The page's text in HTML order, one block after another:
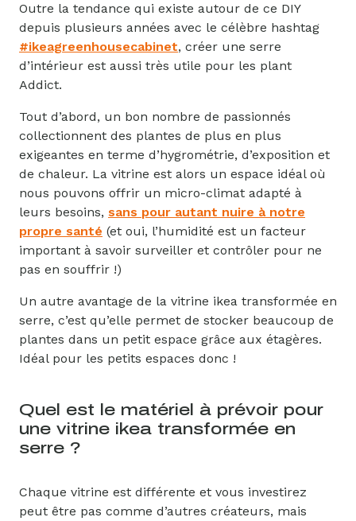
Outre la tendance qui existe autour de ce DIY
depuis plusieurs années avec le célèbre hashtag
#ikeagreenhousecabinet, créer une serre
d’intérieur est aussi très utile pour les plant
Addict.
Tout d’abord, un bon nombre de passionnés
collectionnent des plantes de plus en plus
exigeantes en terme d’hygrométrie, d’exposition et
de chaleur. La vitrine est alors un espace idéal où
nous pouvons offrir un micro-climat adapté à
leurs besoins, sans pour autant nuire à notre
propre santé (et oui, l’humidité est un facteur
important à savoir surveiller et contrôler pour ne
pas en souffrir !)
Un autre avantage de la vitrine ikea transformée en
serre, c’est qu’elle permet de stocker beaucoup de
plantes dans un petit espace grâce aux étagères.
Idéal pour les petits espaces donc !
Quel est le matériel à prévoir pour
une vitrine ikea transformée en
serre ?
Chaque vitrine est différente et vous investirez
peut être pas comme d’autres créateurs, mais